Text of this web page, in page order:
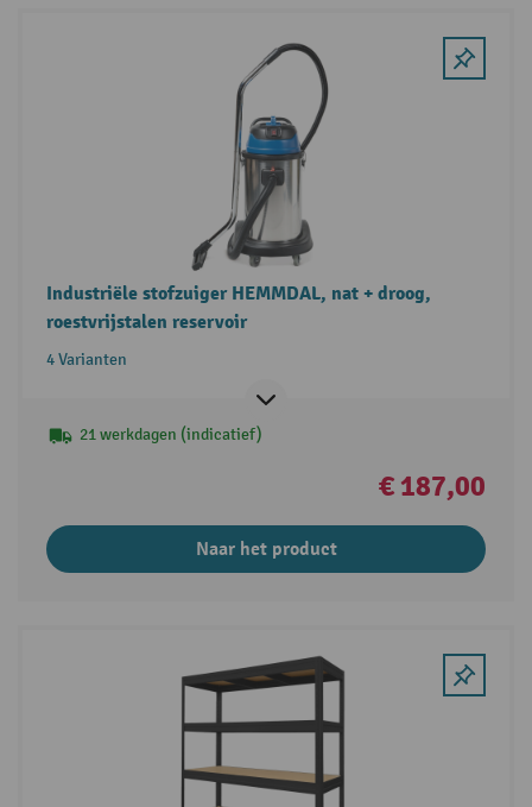
Industriële stofzuiger HEMMDAL, nat + droog,
roestvrijstalen reservoir
4 Varianten
21 werkdagen (indicatief)
€ 187,00
Naar het product